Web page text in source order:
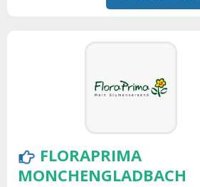
FLORAPRIMA
MONCHENGLADBACH